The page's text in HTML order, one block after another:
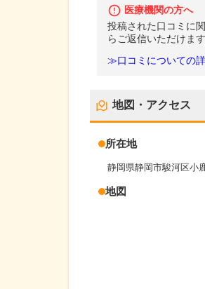
医療機関の方へ
投稿された口コミに
らご返信いただけます
≫口コミについての詳
地図・アクセス
所在地
静岡県静岡市駿河区小
地図